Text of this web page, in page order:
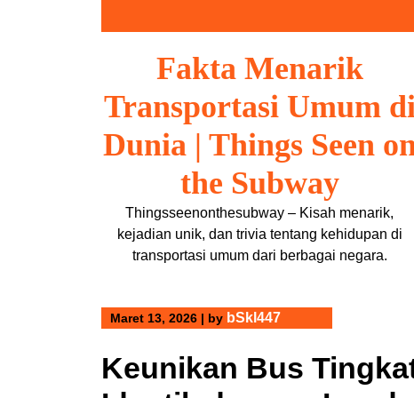
Fakta Menarik
Transportasi Umum
Dunia | Things Seen
the Subway
Thingsseenonthesubway – Kisah menarik,
kejadian unik, dan trivia tentang kehidupan di
transportasi umum dari berbagai negara.
Maret 13, 2026 | by bSkl447
Keunikan Bus